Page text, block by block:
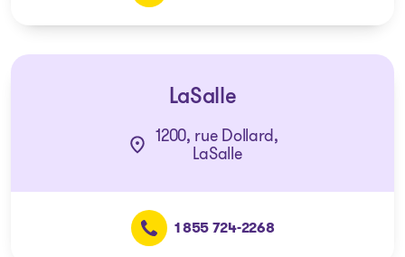
LaSalle
1200, rue Dollard,
LaSalle
1 855 724-2268